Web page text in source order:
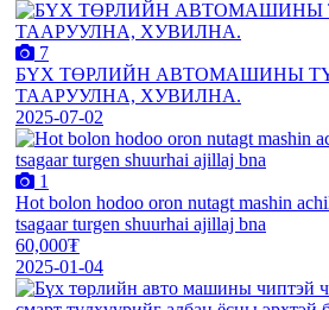
7
БҮХ ТӨРЛИЙН АВТОМАШИНЫ
ТААРУУЛНА, ХУВИЛНА.
2025-07-02
1
Hot bolon hodoo oron nutagt mashin
tsagaar turgen shuurhai ajillaj bna
60,000₮
2025-01-04